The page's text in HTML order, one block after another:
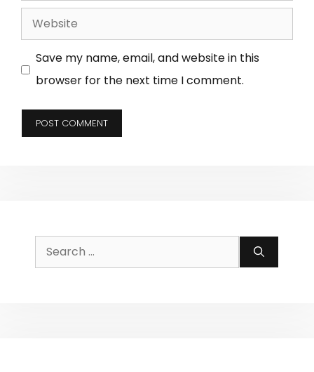
Website
Save my name, email, and website in this
browser for the next time I comment.
Search
for: